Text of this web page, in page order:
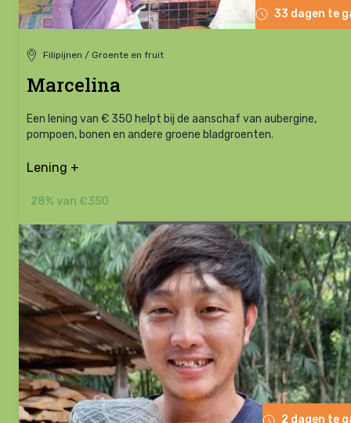
33 dagen te
Filipijnen / Groente en fruit
Marcelina
Een lening van € 350 helpt bij de aanschaf van aubergine,
pompoen, bonen en andere groene bladgroenten.
Lening +
28% van €350
2 dagen te